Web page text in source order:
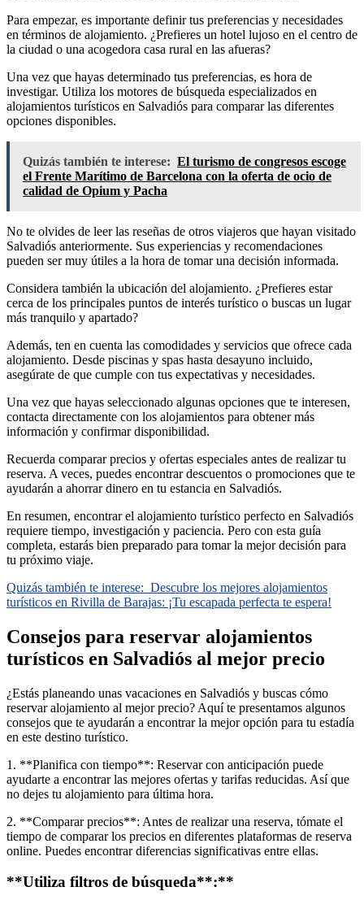
Para empezar, es importante definir tus preferencias y necesidades
en términos de alojamiento. ¿Prefieres un hotel lujoso en el centro de
la ciudad o una acogedora casa rural en las afueras?
Una vez que hayas determinado tus preferencias, es hora de
investigar. Utiliza los motores de búsqueda especializados en
alojamientos turísticos en Salvadiós para comparar las diferentes
opciones disponibles.
Quizás también te interese: El turismo de congresos escoge
el Frente Marítimo de Barcelona con la oferta de ocio de
calidad de Opium y Pacha
No te olvides de leer las reseñas de otros viajeros que hayan visitado
Salvadiós anteriormente. Sus experiencias y recomendaciones
pueden ser muy útiles a la hora de tomar una decisión informada.
Considera también la ubicación del alojamiento. ¿Prefieres estar
cerca de los principales puntos de interés turístico o buscas un lugar
más tranquilo y apartado?
Además, ten en cuenta las comodidades y servicios que ofrece cada
alojamiento. Desde piscinas y spas hasta desayuno incluido,
asegúrate de que cumple con tus expectativas y necesidades.
Una vez que hayas seleccionado algunas opciones que te interesen,
contacta directamente con los alojamientos para obtener más
información y confirmar disponibilidad.
Recuerda comparar precios y ofertas especiales antes de realizar tu
reserva. A veces, puedes encontrar descuentos o promociones que te
ayudarán a ahorrar dinero en tu estancia en Salvadiós.
En resumen, encontrar el alojamiento turístico perfecto en Salvadiós
requiere tiempo, investigación y paciencia. Pero con esta guía
completa, estarás bien preparado para tomar la mejor decisión para
tu próximo viaje.
Quizás también te interese: Descubre los mejores alojamientos
turísticos en Rivilla de Barajas: ¡Tu escapada perfecta te espera!
Consejos para reservar alojamientos
turísticos en Salvadiós al mejor precio
¿Estás planeando unas vacaciones en Salvadiós y buscas cómo
reservar alojamiento al mejor precio? Aquí te presentamos algunos
consejos que te ayudarán a encontrar la mejor opción para tu estadía
en este destino turístico.
1. **Planifica con tiempo**: Reservar con anticipación puede
ayudarte a encontrar las mejores ofertas y tarifas reducidas. Así que
no dejes tu alojamiento para última hora.
2. **Comparar precios**: Antes de realizar una reserva, tómate el
tiempo de comparar los precios en diferentes plataformas de reserva
online. Puedes encontrar diferencias significativas entre ellas.
**Utiliza filtros de búsqueda**:**